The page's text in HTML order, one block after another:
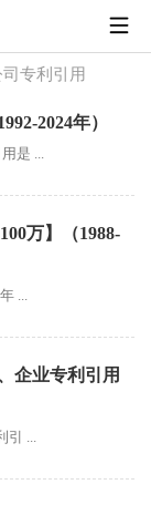
司专利引用
2024年）
是 ...
万】（1988-
...
企业专利引用
...